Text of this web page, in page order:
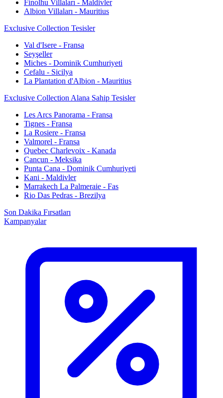
Finolhu Villaları - Maldivler
Albion Villaları - Mauritius
Exclusive Collection Tesisler
Val d'Isere - Fransa
Seyşeller
Miches - Dominik Cumhuriyeti
Cefalu - Sicilya
La Plantation d'Albion - Mauritius
Exclusive Collection Alana Sahip Tesisler
Les Arcs Panorama - Fransa
Tignes - Fransa
La Rosiere - Fransa
Valmorel - Fransa
Quebec Charlevoix - Kanada
Cancun - Meksika
Punta Cana - Dominik Cumhuriyeti
Kani - Maldivler
Marrakech La Palmeraie - Fas
Rio Das Pedras - Brezilya
Son Dakika Fırsatları
Kampanyalar